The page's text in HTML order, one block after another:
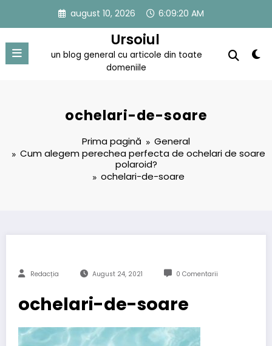
conținut
august 10, 2026 6:09:20 AM
Ursoiul
un blog general cu articole din toate
domeniile
ochelari-de-soare
Prima pagină
General
Cum alegem perechea perfecta de ochelari de soare
polaroid?
ochelari-de-soare
Redacția August 24, 2021 0 Comentarii
ochelari-de-soare